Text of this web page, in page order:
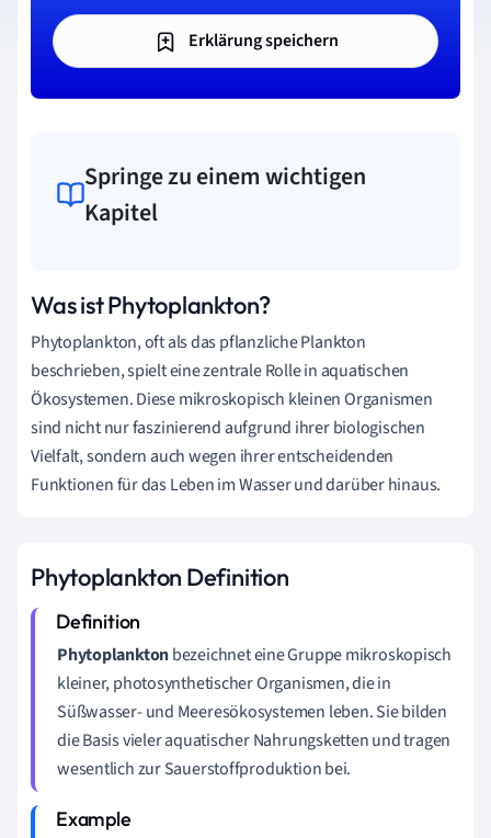
Erklärung speichern
Springe zu einem wichtigen
Kapitel
Was ist Phytoplankton?
Phytoplankton, oft als das pflanzliche Plankton
beschrieben, spielt eine zentrale Rolle in aquatischen
Ökosystemen. Diese mikroskopisch kleinen Organismen
sind nicht nur faszinierend aufgrund ihrer biologischen
Vielfalt, sondern auch wegen ihrer entscheidenden
Funktionen für das Leben im Wasser und darüber hinaus.
Phytoplankton Definition
Phytoplanktonbezeichnet eine Gruppe mikroskopisch
kleiner, photosynthetischer Organismen, die in
Süßwasser- und Meeresökosystemen leben. Sie bilden
die Basis vieler aquatischer Nahrungsketten und tragen
wesentlich zur Sauerstoffproduktion bei.